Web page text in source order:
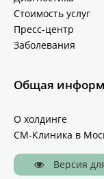
Стоимость услуг
Пресс-центр
Заболевания
Общая
О холдинге
СМ-Клиника в
Версия